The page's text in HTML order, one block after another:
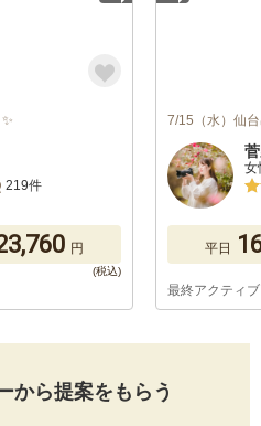
219件
円
7/15（水）仙
女
平日
最終アクティ
から提案をもらう